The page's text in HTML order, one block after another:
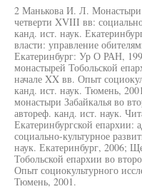
2 Манькова И. Л.
четверти XVIII вв:
канд. ист. наук.
власти: управление
Екатеринбург: Ур О РАН,
монастырей Тобольской
начале XX вв. Опыт
канд. ист. наук. Тюмень,
монастыри Забайкалья во
автореф. канд. ист. наук.
Екатеринбургской епархии:
социально-культурное
наук. Екатеринбург, 2006;
Тобольской епархии во
Опыт социокультурного
Тюмень, 2001.